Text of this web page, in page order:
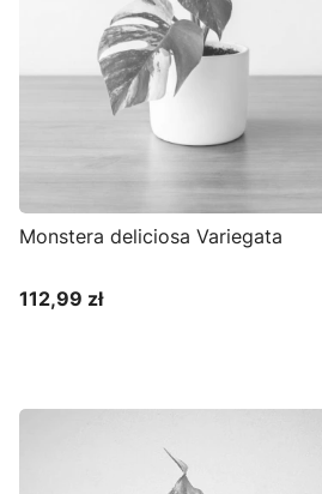
Monstera deliciosa Variegata
Cena
112,99 zł